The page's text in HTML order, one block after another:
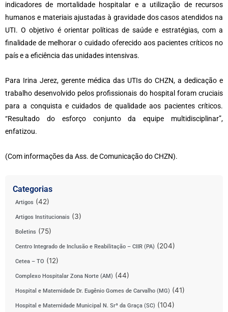
indicadores de mortalidade hospitalar e a utilização de recursos
humanos e materiais ajustadas à gravidade dos casos atendidos na
UTI. O objetivo é orientar políticas de saúde e estratégias, com a
finalidade de melhorar o cuidado oferecido aos pacientes críticos no
país e a eficiência das unidades intensivas.
Para Irina Jerez, gerente médica das UTIs do CHZN, a dedicação e
trabalho desenvolvido pelos profissionais do hospital foram cruciais
para a conquista e cuidados de qualidade aos pacientes críticos.
“Resultado do esforço conjunto da equipe multidisciplinar”,
enfatizou.
(Com informações da Ass. de Comunicação do CHZN).
Categorias
Artigos (42)
Artigos Institucionais (3)
Boletins (75)
Centro Integrado de Inclusão e Reabilitação – CIIR (PA) (204)
Cetea – TO (12)
Complexo Hospitalar Zona Norte (AM) (44)
Hospital e Maternidade Dr. Eugênio Gomes de Carvalho (MG) (41)
Hospital e Maternidade Municipal N. Srª da Graça (SC) (104)